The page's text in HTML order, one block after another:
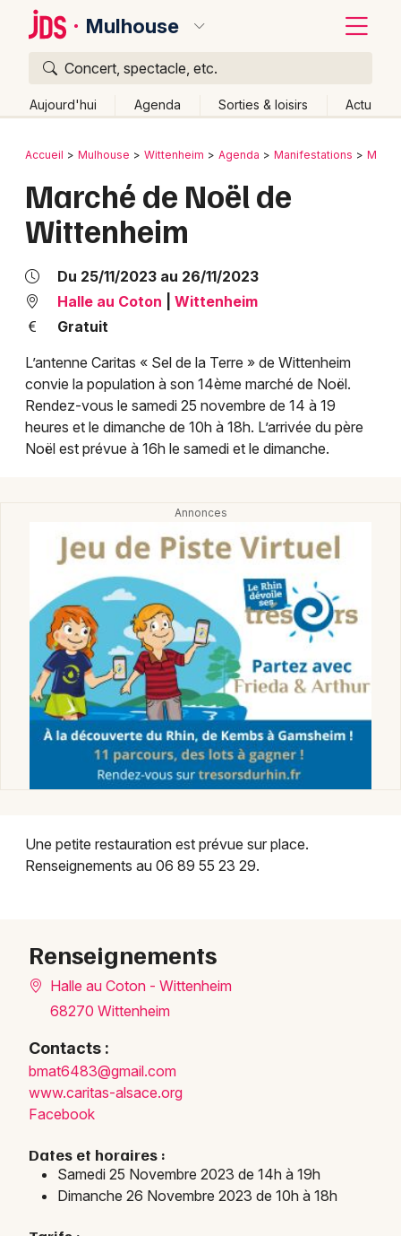
Mulhouse
Concert, spectacle, etc.
Aujourd'hui Agenda Sorties & loisirs Actu
Publier un événement
Grands événements
Activité & Expérience
Foires & salons
Spectacles
Soirées
Sorties famille
Expos
Sorties & loisirs
Marché de Noël dans le Haut-Rhin
Marché de Noël en Alsace
Newsletter des sorties
Artistes en tournée
Actus à Mulhouse
Magazine à Mulhouse
Actus tourisme & loisirs
Restaurants
Bordeaux
Colmar
Lyon
Marseille
Mulhouse
Montpellier
Nantes
Strasbourg
Toulouse
Toutes les villes
Retour
Accueil Mulhouse Wittenheim Agenda Manifestations
Marché de Noël de
Wittenheim
Du 25/11/2023 au 26/11/2023
Halle au Coton
Wittenheim
Gratuit
L’antenne Caritas « Sel de la Terre » de Wittenheim
convie la population à son 14ème marché de Noël.
Rendez-vous le samedi 25 novembre de 14 à 19
heures et le dimanche de 10h à 18h. L’arrivée du père
Noël est prévue à 16h le samedi et le dimanche.
Une petite restauration est prévue sur place.
Renseignements au 06 89 55 23 29.
Renseignements
Halle au Coton - Wittenheim
68270 Wittenheim
Contacts :
bmat6483@gmail.com
www.caritas-alsace.org
Facebook
Dates et horaires :
Samedi 25 Novembre 2023 de 14h à 19h
Dimanche 26 Novembre 2023 de 10h à 18h
Quoi ?
Où ?
Partout
Près de moi Changer de lieu
Quand ?
Aujourd'hui
Demain Ce week-end